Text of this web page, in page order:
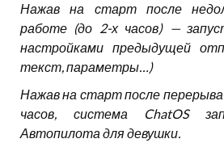
Нажав на старт после
работе (до 2-х часов) —
настройками предыдущей
текст, параметры…)
Нажав на старт после
часов, система ChatOS
Автопилота для девушки.